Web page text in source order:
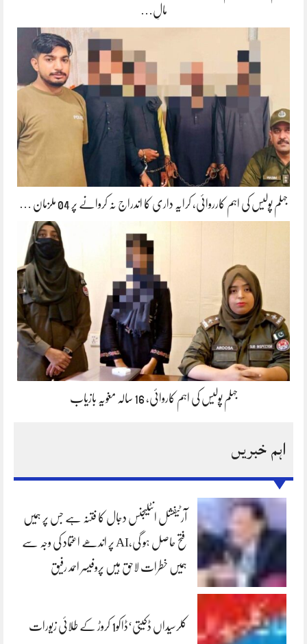
مالِ…
جہلم پولیس کی اہم کارروائی، کرایہ داری کا اندراج نہ کروانے پر 04 ملزمان …
جہلم پولیس کی اہم کاروائی، 16 سالہ مغویہ بازیاب
اہم خبریں
آرٹیفشل انٹلیجنس دجال کا فتنہ ہے جس پر ہمیں
فتح حاصل ہو گی،AI پر اندھے اعتماد کی وجہ سے
ہمیں خطرات لاحق ہیں پروفیسر احمد رفیق
کلرسیداں ڈکیتی‘ڈاکو1 کروڑ کے طلائی زیورات